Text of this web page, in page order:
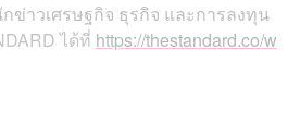
ข่าวเศรษฐกิจ ธุรกิจ และการลงทุน
ได้ที่ https://thestandard.co/w